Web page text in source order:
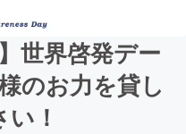
世界啓発デー
のお力を貸し
！